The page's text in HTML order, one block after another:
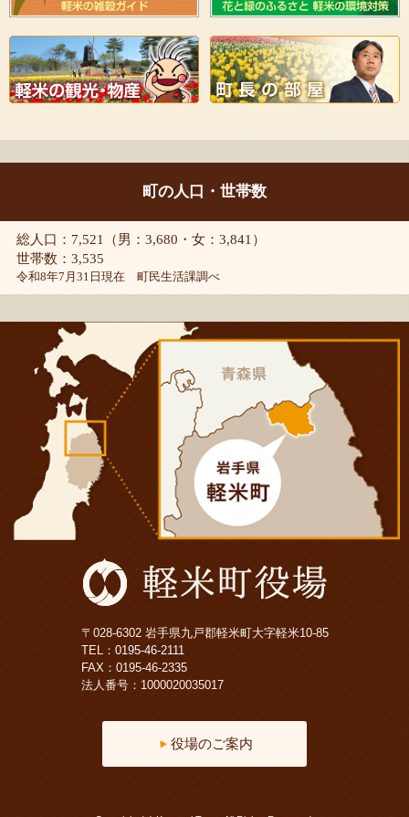
町の人口・世帯数
総人口：7,521（男：3,680・女：3,841）
世帯数：3,535
令和8年7月31日現在 町民生活課調べ
〒028-6302 岩手県九戸郡軽米町大字軽米10-85
TEL： 0195-46-2111
FAX：0195-46-2335
法人番号：1000020035017
役場のご案内